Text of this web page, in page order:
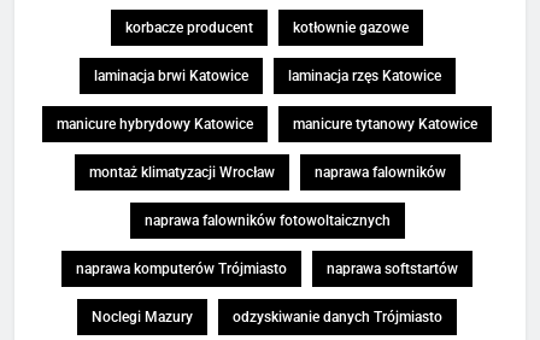
korbacze producent kotłownie gazowe
laminacja brwi Katowice laminacja rzęs Katowice
manicure hybrydowy Katowice manicure tytanowy Katowice
montaż klimatyzacji Wrocław naprawa falowników
naprawa falowników fotowoltaicznych
naprawa komputerów Trójmiasto naprawa softstartów
Noclegi Mazury odzyskiwanie danych Trójmiasto